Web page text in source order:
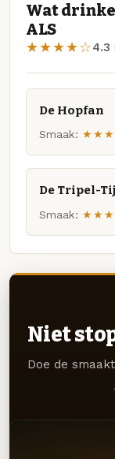
Wat
ALS
★★★★☆4.3
De Hopfan
Smaak:
De Tripel-
Smaak:
Niet
Doe de